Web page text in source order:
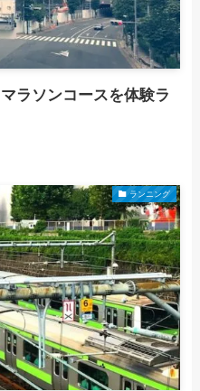
ラソンコースを体験ラ
ランニング